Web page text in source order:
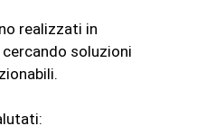
realizzati in
soluzioni